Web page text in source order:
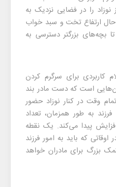
را در فضایی نزدیک به
حال ارتفاع تخت و سبد خواب
بچه‌های بزرگتر دسترسی به
کاربردی برای سرگرم کردن
در زمان‌هایی است که دست مادر بند
وقت در کنار نوزاد حضور
به طور همزمان، تعداد
پیدا می‌کند. یک نقطه
اوقاتی که باید به امور فرزند
بزرگ برای مادران خواهد